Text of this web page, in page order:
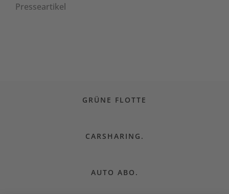
Presseartikel
GRÜNE FLOTTE
CARSHARING.
AUTO ABO.